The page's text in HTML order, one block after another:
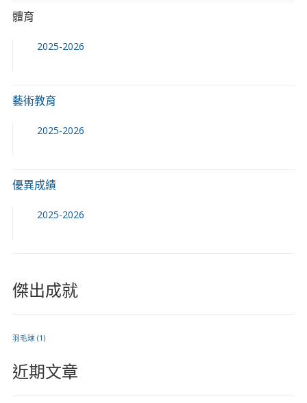
體育
2025-2026
藝術教育
2025-2026
優異成績
2025-2026
傑出成就
羽毛球(1)
近期文章